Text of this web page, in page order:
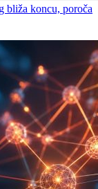
bliža koncu, poroča